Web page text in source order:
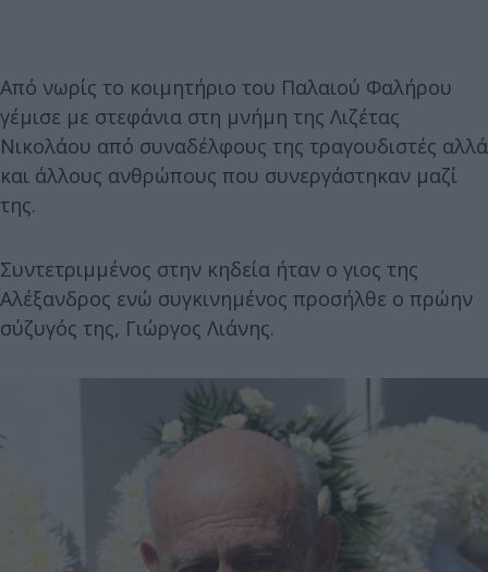
Από νωρίς το κοιμητήριο του Παλαιού Φαλήρου
γέμισε με στεφάνια στη μνήμη της Λιζέτας
Νικολάου από συναδέλφους της τραγουδιστές αλλά
και άλλους ανθρώπους που συνεργάστηκαν μαζί
της.
Συντετριμμένος στην κηδεία ήταν ο γιος της
Αλέξανδρος ενώ συγκινημένος προσήλθε ο πρώην
σύζυγός της, Γιώργος Λιάνης.